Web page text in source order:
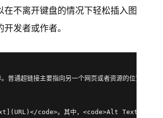
不离开键盘的情况下轻松插入图
发者或作者。
通超链接主要指向另一个网页或者资源的位置，而
code>。其中，<code>Alt Text</code>